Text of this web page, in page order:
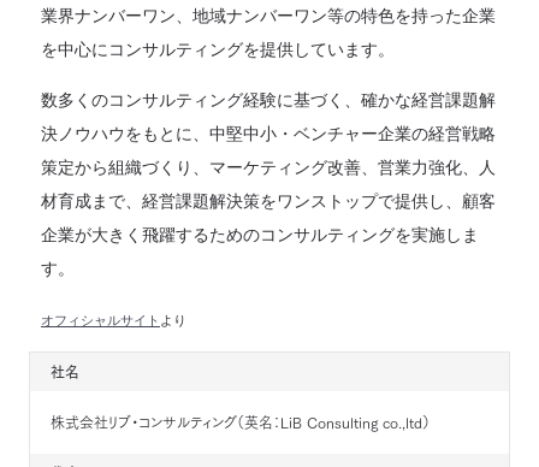
業界ナンバーワン、地域ナンバーワン等の特色を持った企業
を中心にコンサルティングを提供しています。
数多くのコンサルティング経験に基づく、確かな経営課題解
決ノウハウをもとに、中堅中小・ベンチャー企業の経営戦略
策定から組織づくり、マーケティング改善、営業力強化、人
材育成まで、経営課題解決策をワンストップで提供し、顧客
企業が大きく飛躍するためのコンサルティングを実施しま
す。
オフィシャルサイト より
社名
株式会社リブ・コンサルティング（英名：LiB Consulting co.,ltd）